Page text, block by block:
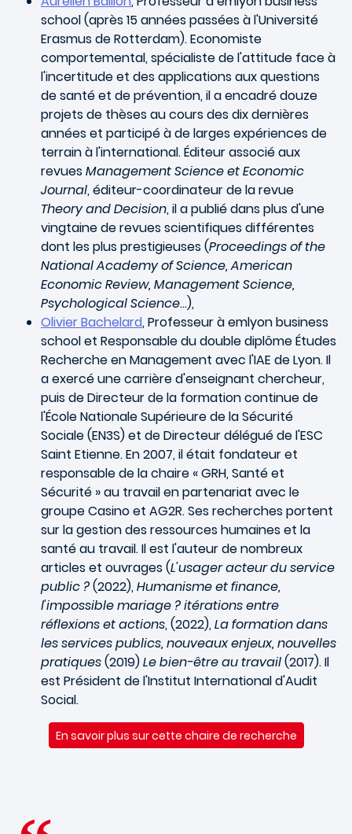
school (après 15 années passées à l'Université
Erasmus de Rotterdam). Economiste
comportemental, spécialiste de l'attitude face à
l'incertitude et des applications aux questions
de santé et de prévention, il a encadré douze
projets de thèses au cours des dix dernières
années et participé à de larges expériences de
terrain à l'international. Éditeur associé aux
revuesManagement Science et Economic
Journal, éditeur-coordinateur de la revue
Theory and Decision, il a publié dans plus d'une
vingtaine de revues scientifiques différentes
dont les plus prestigieuses (Proceedings of the
National Academy of Science, American
Economic Review, Management Science,
Psychological Science…),
Olivier Bachelard, Professeur à emlyon business
school et Responsable du double diplôme Études
Recherche en Management avec l'IAE de Lyon. Il
a exercé une carrière d'enseignant chercheur,
puis de Directeur de la formation continue de
l'École Nationale Supérieure de la Sécurité
Sociale (EN3S) et de Directeur délégué de l'ESC
Saint Etienne. En 2007, il était fondateur et
responsable de la chaire « GRH, Santé et
Sécurité » au travail en partenariat avec le
groupe Casino et AG2R. Ses recherches portent
sur la gestion des ressources humaines et la
santé au travail. Il est l'auteur de nombreux
articles et ouvrages (L'usager acteur du service
public ?(2022),Humanisme et finance,
l'impossible mariage ? itérations entre
réflexions et actions, (2022),La formation dans
les services publics, nouveaux enjeux, nouvelles
pratiques(2019)Le bien-être au travail(2017). Il
est Président de l'Institut International d'Audit
Social.
En savoir plus sur cette chaire de recherche